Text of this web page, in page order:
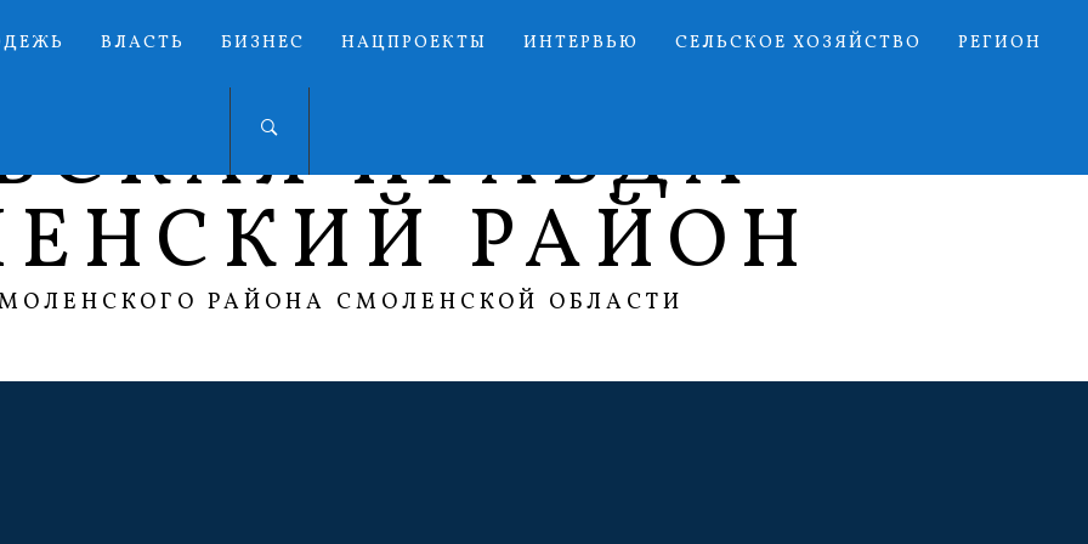
ВЛАСТЬ БИЗНЕС НАЦПРОЕКТЫ ИНТЕРВЬЮ СЕЛЬСКОЕ ХОЗЯЙСТВО РЕГИОН
ПРАВДА
РАЙОН
РАЙОНА СМОЛЕНСКОЙ ОБЛАСТИ